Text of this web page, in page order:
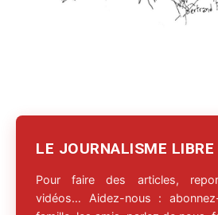
LE JOURNALISME
Pour faire des articles,
vidéos… Aidez-nous :